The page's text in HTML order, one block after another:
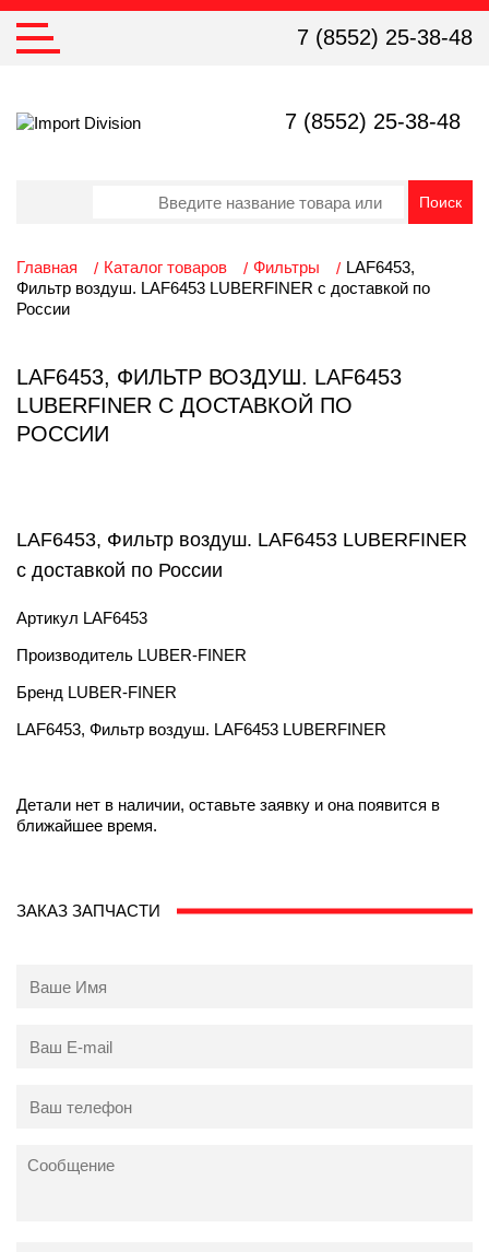
7 (8552) 25-38-48
7 (8552) 25-38-48
Главная Каталог товаров Фильтры
LAF6453,
Фильтр воздуш. LAF6453 LUBERFINER с доставкой по
России
LAF6453, ФИЛЬТР ВОЗДУШ. LAF6453
LUBERFINER С ДОСТАВКОЙ ПО
РОССИИ
LAF6453, Фильтр воздуш. LAF6453 LUBERFINER
с доставкой по России
Артикул LAF6453
Производитель LUBER-FINER
Бренд LUBER-FINER
LAF6453, Фильтр воздуш. LAF6453 LUBERFINER
Детали нет в наличии, оставьте заявку и она появится в
ближайшее время.
ЗАКАЗ ЗАПЧАСТИ